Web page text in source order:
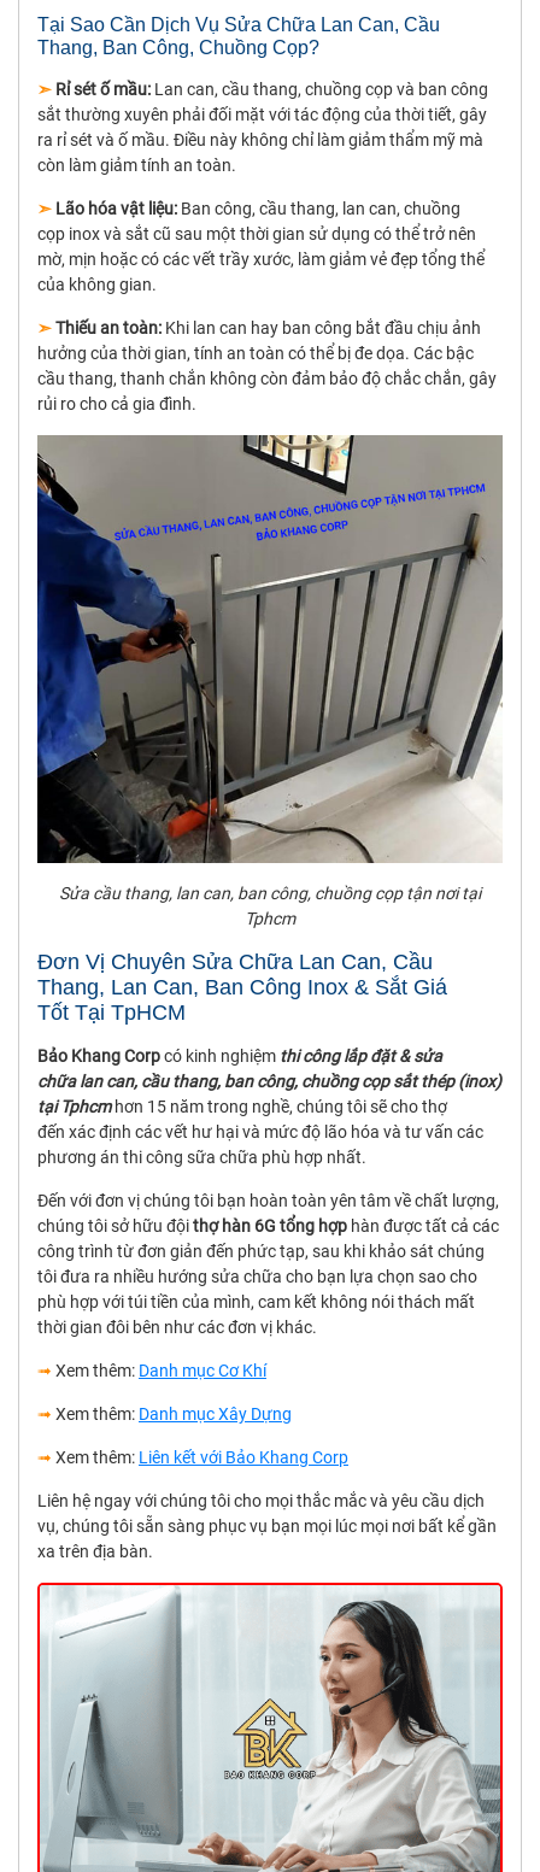
Tại Sao Cần Dịch Vụ Sửa Chữa Lan Can, Cầu
Thang, Ban Công, Chuồng Cọp?
➣ Rỉ sét ố mầu: Lan can, cầu thang, chuồng cọp và ban công
sắt thường xuyên phải đối mặt với tác động của thời tiết, gây
ra rỉ sét và ố mầu. Điều này không chỉ làm giảm thẩm mỹ mà
còn làm giảm tính an toàn.
➣ Lão hóa vật liệu: Ban công, cầu thang, lan can, chuồng
cọp inox và sắt cũ sau một thời gian sử dụng có thể trở nên
mờ, mịn hoặc có các vết trầy xước, làm giảm vẻ đẹp tổng thể
của không gian.
➣Thiếu an toàn: Khi lan can hay ban công bắt đầu chịu ảnh
hưởng của thời gian, tính an toàn có thể bị đe dọa. Các bậc
cầu thang, thanh chắn không còn đảm bảo độ chắc chắn, gây
rủi ro cho cả gia đình.
Sửa cầu thang, lan can, ban công, chuồng cọp tận nơi tại
Tphcm
Đơn Vị Chuyên Sửa Chữa Lan Can, Cầu
Thang, Lan Can, Ban Công Inox & Sắt Giá
Tốt Tại TpHCM
Bảo Khang Corpcó kinh nghiệm thi công lắp đặt & sửa
chữa lan can, cầu thang, ban công, chuồng cọp sắt thép (inox)
tại Tphcmhơn 15 năm trong nghề, chúng tôi sẽ cho thợ
đến xác định các vết hư hại và mức độ lão hóa và tư vấn các
phương án thi công sữa chữa phù hợp nhất.
Đến với đơn vị chúng tôi bạn hoàn toàn yên tâm về chất lượng,
chúng tôi sở hữu độithợ hàn 6G tổng hợp hàn được tất cả các
công trình từ đơn giản đến phức tạp, sau khi khảo sát chúng
tôi đưa ra nhiều hướng sửa chữa cho bạn lựa chọn sao cho
phù hợp với túi tiền của mình, cam kết không nói thách mất
thời gian đôi bên như các đơn vị khác.
➟ Xem thêm: Danh mục Cơ Khí
➟ Xem thêm: Danh mục Xây Dựng
➟ Xem thêm: Liên kết với Bảo Khang Corp
Liên hệ ngay với chúng tôi cho mọi thắc mắc và yêu cầu dịch
vụ, chúng tôi sẵn sàng phục vụ bạn mọi lúc mọi nơi bất kể gần
xa trên địa bàn.